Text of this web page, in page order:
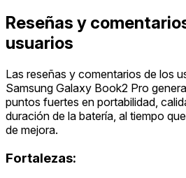
Reseñas y
usuarios
Las reseñas y comentarios de los
Samsung Galaxy Book2 Pro
puntos fuertes en portabilidad,
duración de la batería, al tiempo
de mejora.
Fortalezas: